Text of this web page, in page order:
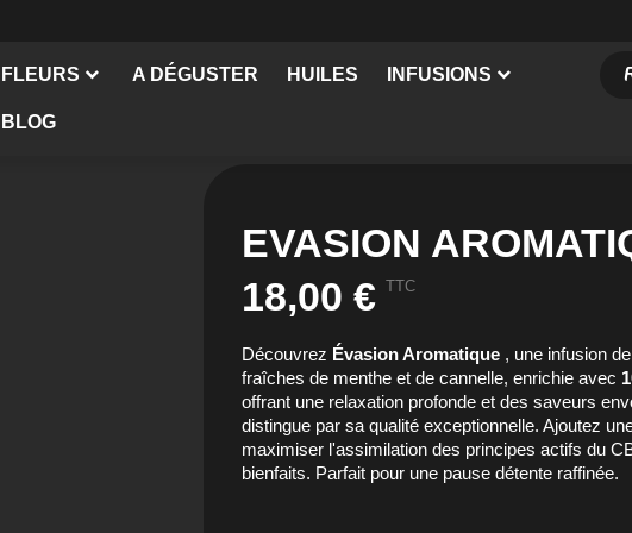
FLEURS A DÉGUSTER HUILES INFUSIONS
BLOG
EVASION
18,00 € TTC
Découvrez Évasion Aromatique, une infusion
fraîches de menthe et de cannelle, enrichie avec
offrant une relaxation profonde et des saveurs
distingue par sa qualité exceptionnelle. Ajoutez
maximiser l'assimilation des principes actifs du
bienfaits. Parfait pour une pause détente raffinée.